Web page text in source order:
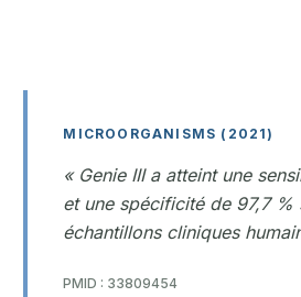
MICROORGANISMS (2021)
« Genie III a atteint une
et une spécificité de 97,7 %
échantillons cliniques
PMID : 33809454